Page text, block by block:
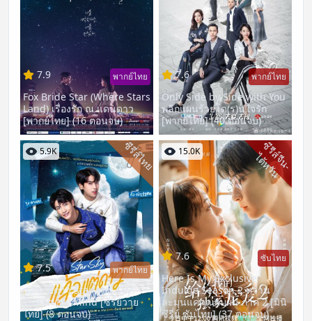
7.9 พากย์ไทย
Fox Bride Star (Where Stars
Land) เรื่องรัก ณ แดนดาว
[พากย์ไทย] (16 ตอนจบ)
7.6 พากย์ไทย
Only Side by Side with You
พลิกแผนร้ายโด(ร)นใจรัก
[พากย์ไทย] (40 ตอนจบ)
5.9K ซีรี่ส์ไทย
7.5 พากย์ไทย
แล้วแต่ดาว Star and Sky:
Star in My Mind [ซีรี่ย์วาย
ไทย] (8 ตอนจบ)
15.0K ซี
รี
ส์
จี
น
-
ไ
ต้
ห
วั
น
7.6 ซับไทย
Here Is My Exclusive
Indulge Season 2 หวาน
ละมุนแค่คุณกับผม ภาค 2 [มินิ
ซีรี่ย์ ซับไทย] (37 ตอนจบ)